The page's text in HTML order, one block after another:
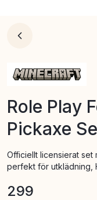
Role Play
Pickaxe
Officiellt licensierat set
perfekt för utklädning,
299